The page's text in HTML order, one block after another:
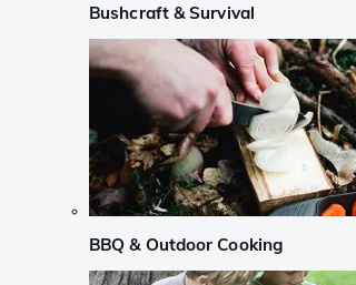
Bushcraft & Survival
BBQ & Outdoor Cooking